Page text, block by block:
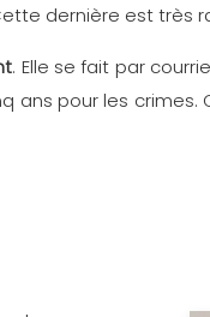
dernière est très
. Elle se fait par
ans pour les